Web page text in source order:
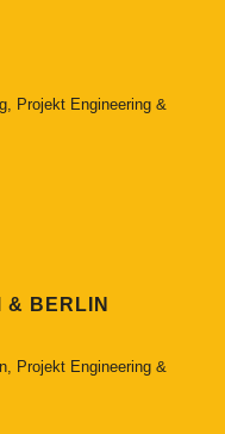
Projekt Engineering &
& BERLIN
Projekt Engineering &